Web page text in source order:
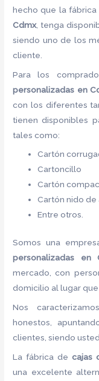
hecho que la
Cdmx, tenga
siendo uno de los
cliente.
Para los
personalizadas en
con los diferentes
tienen disponibles
tales como:
Cartón
Cartoncillo
Cartón
Cartón nido de
Entre otros.
Somos una
personalizadas en
mercado, con
domicilio al lugar
Nos
honestos,
clientes, siendo
La fábrica decajas
una excelente